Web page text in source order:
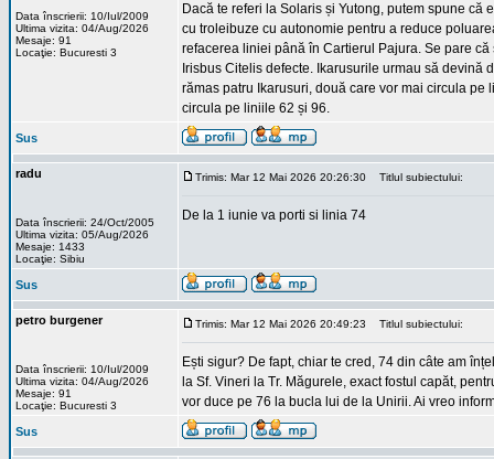
Data înscrierii: 10/Iul/2009
Ultima vizita: 04/Aug/2026
Mesaje: 91
Locaţie: Bucuresti 3
Dacă te referi la Solaris și Yutong, putem spune
cu troleibuze cu autonomie pentru a reduce
refacerea liniei până în Cartierul Pajura. Se pare
Irisbus Citelis defecte. Ikarusurile urmau să
rămas patru Ikarusuri, două care vor mai circula
circula pe liniile 62 și 96.
Sus
radu
Data înscrierii: 24/Oct/2005
Ultima vizita: 05/Aug/2026
Mesaje: 1433
Locaţie: Sibiu
Trimis: Mar 12 Mai 2026 20:26:30 Titlul subiectului:
De la 1 iunie va porti si linia 74
Sus
petro burgener
Data înscrierii: 10/Iul/2009
Ultima vizita: 04/Aug/2026
Mesaje: 91
Locaţie: Bucuresti 3
Trimis: Mar 12 Mai 2026 20:49:23 Titlul subiectului:
Ești sigur? De fapt, chiar te cred, 74 din câte am
la Sf. Vineri la Tr. Măgurele, exact fostul capăt,
vor duce pe 76 la bucla lui de la Unirii. Ai vreo
Sus